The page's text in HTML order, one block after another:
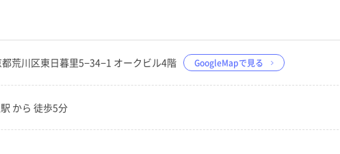
荒川区東日暮里5−34−1 オークビル4階 GoogleMapで見る
から 徒歩5分